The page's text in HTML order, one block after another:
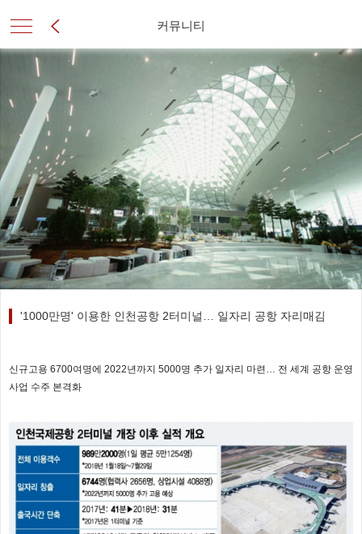
커뮤니티
'1000만명' 이용한 인천공항 2터미널… 일자리 공항 자리매김
신규고용 6700여명에 2022년까지 5000명 추가 일자리 마련… 전 세계 공항 운영
사업 수주 본격화